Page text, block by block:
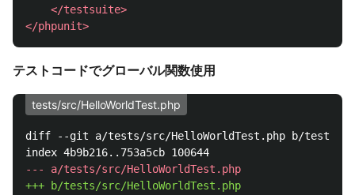
</testsuite>
</phpunit>
テストコードでグローバル関数使用
tests/src/HelloWorldTest.php
diff --git a/tests/src/HelloWorldTest.php b/tests/